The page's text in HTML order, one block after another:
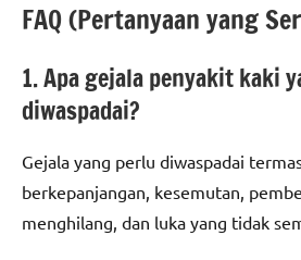
FAQ (Pertanyaan yang
1. Apa gejala penyakit kaki
diwaspadai?
Gejala yang perlu diwaspadai
berkepanjangan, kesemutan,
menghilang, dan luka yang tidak